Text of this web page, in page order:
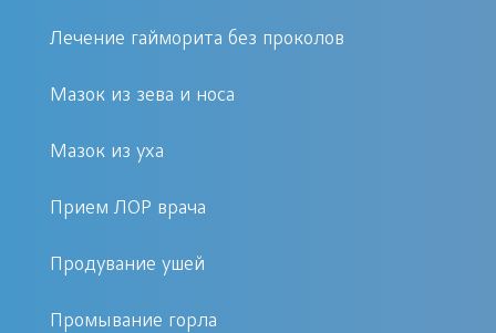
хроническую. Что грозит серьезными
органов слуха и дыхания.
К болезненной симптоматике можно отнести:
затяжную заложенность носа;
резкое изменение тембра голоса;
кашлевые синдромы;
боль в горле, при глотании;
Лечение гайморита без проколов
Мазок из зева и носа
Мазок из уха
Прием ЛОР врача
Продувание ушей
Промывание горла